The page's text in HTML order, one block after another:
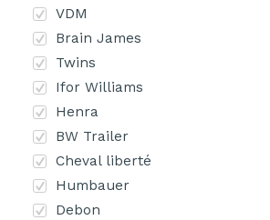
VDM
Brain James
Twins
Ifor Williams
Henra
BW Trailer
Cheval liberté
Humbauer
Debon